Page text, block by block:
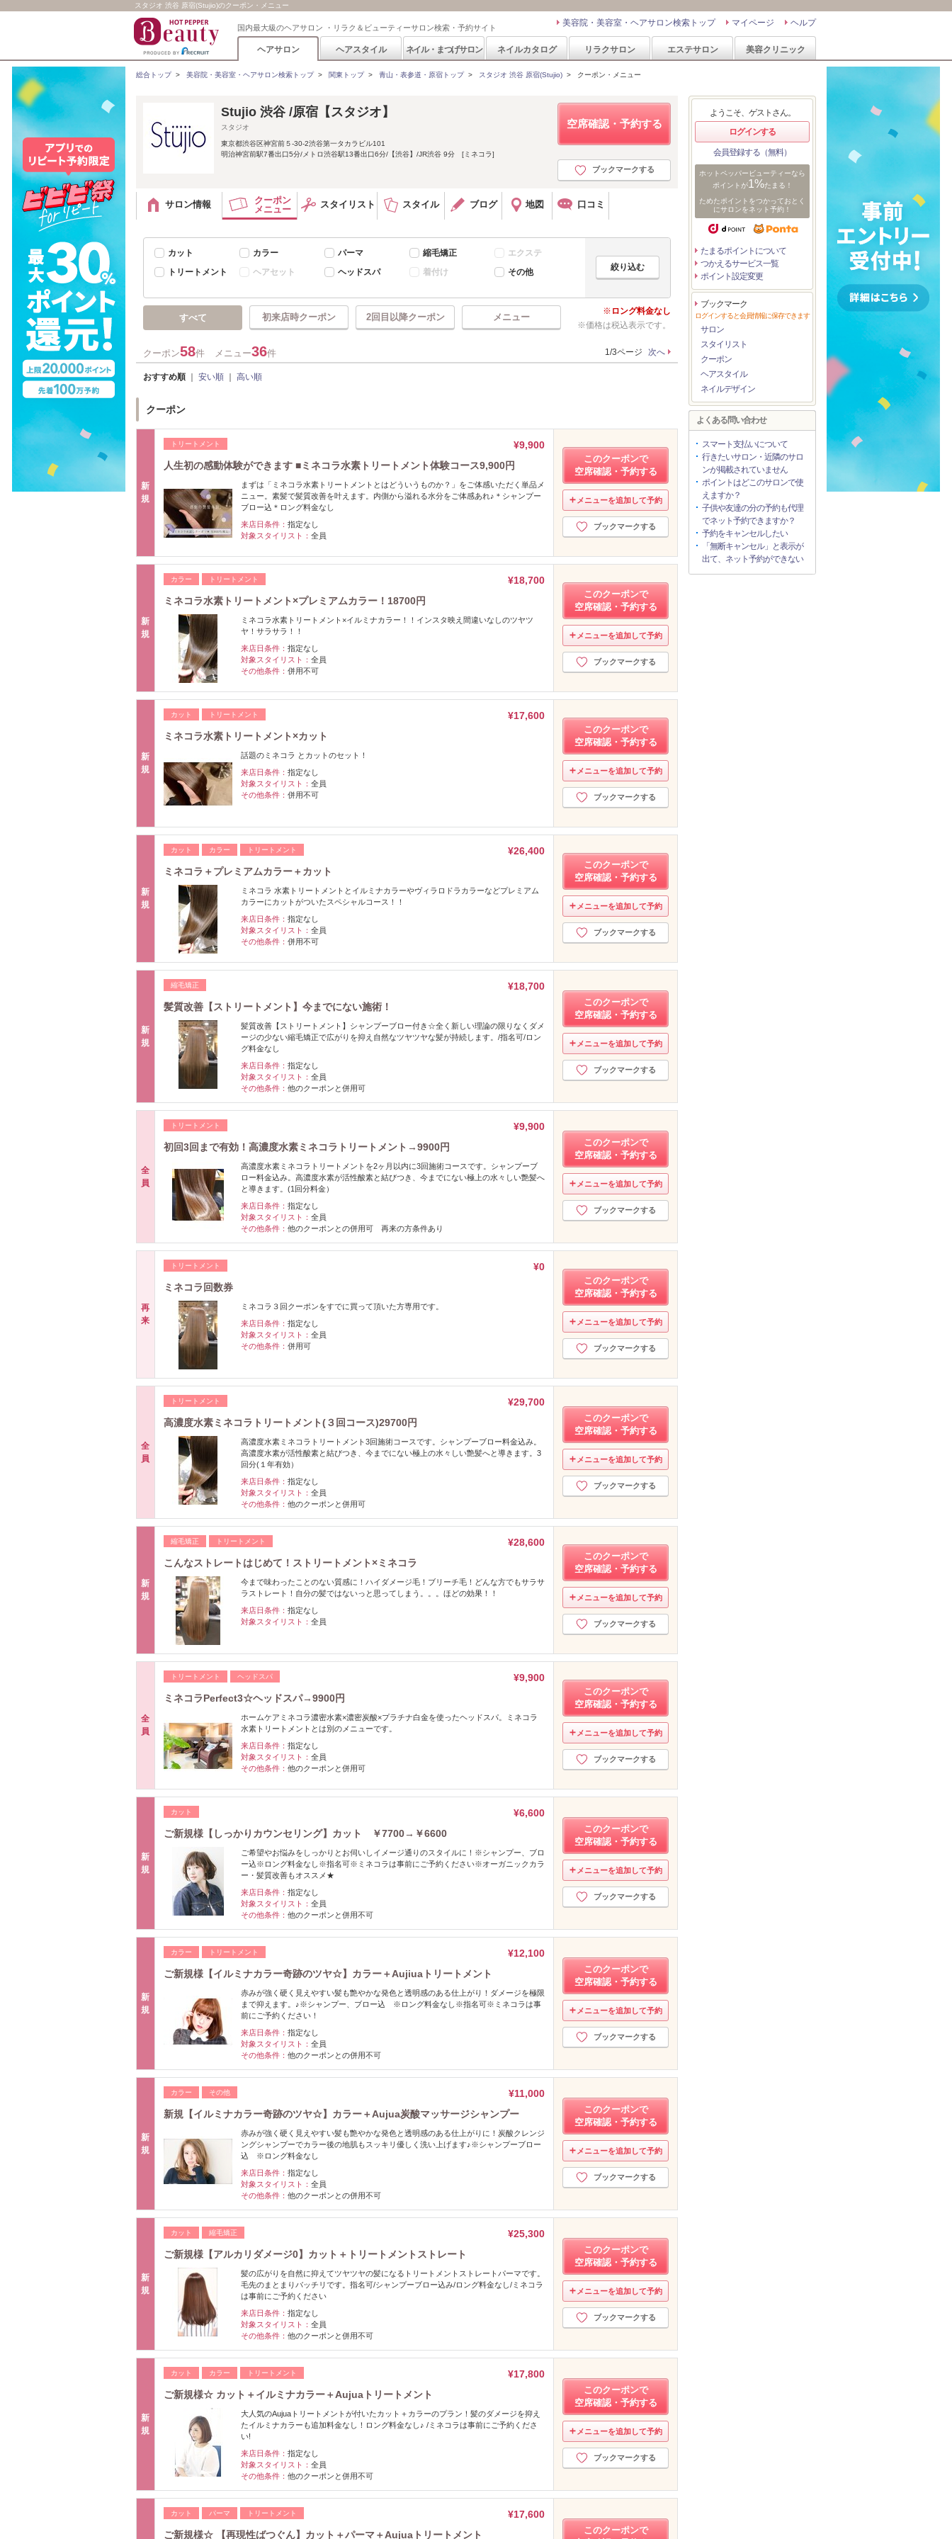
スタジオ 渋谷 原宿(Stujio)のクーポン・メニュー
国内最大級のヘアサロン ・リラク＆ビューティーサロン検索・予約サイト ヘルプ
マイページ
美容院・美容室・ヘアサロン検索トップ
ヘアサロン ヘアスタイル ネイル・まつげサロン ネイルカタログ リラクサロン エステサロン 美容クリニック
総合トップ> 美容院・美容室・ヘアサロン検索トップ> 関東トップ> 青山・表参道・原宿トップ> スタジオ 渋谷 原宿(Stujio) > クーポン・メニュー
空席確認・予約する
ブックマークする
Stujio 渋谷 /原宿【スタジオ】
スタジオ
東京都渋谷区神宮前５-30-2渋谷第一タカラビル101
明治神宮前駅7番出口5分/メトロ渋谷駅13番出口6分/【渋谷】/JR渋谷 9分 [ミネコラ]
サロン情報
クーポン
メニュー
スタイリスト スタイル ブログ 地図 口コミ
カット カラー パーマ 縮毛矯正
エクステ
トリートメント
ヘアセット ヘッドスパ 着付け その他
すべて 初来店時クーポン 2回目以降クーポン メニュー
ロング料金なし
価格は税込表示です。
クーポン58件 メニュー36件 1/3ページ 次へ
おすすめ順 ｜ 安い順 ｜ 高い順
クーポン
新
規
トリートメント
¥9,900
人生初の感動体験ができます ■ミネコラ水素トリートメント体験コース9,900円
まずは「ミネコラ水素トリートメントとはどういうものか？」をご体感いただく単品メ
ニュー。素髪で髪質改善を叶えます。内側から溢れる水分をご体感あれ♪＊シャンプー
ブロー込＊ロング料金なし
来店日条件： 指定なし
対象スタイリスト： 全員
このクーポンで
空席確認・予約する
メニューを追加して予約
ブックマークする
新
規
カラー トリートメント
¥18,700
ミネコラ水素トリートメント×プレミアムカラー！18700円
ミネコラ水素トリートメント×イルミナカラー！！インスタ映え間違いなしのツヤツ
ヤ！サラサラ！！
来店日条件： 指定なし
対象スタイリスト： 全員
その他条件： 併用不可
このクーポンで
空席確認・予約する
メニューを追加して予約
ブックマークする
新
規
カット トリートメント
¥17,600
ミネコラ水素トリートメント×カット
話題のミネコラ とカットのセット！
来店日条件： 指定なし
対象スタイリスト： 全員
その他条件： 併用不可
このクーポンで
空席確認・予約する
メニューを追加して予約
ブックマークする
新
規
カット カラー トリートメント
¥26,400
ミネコラ＋プレミアムカラー＋カット
ミネコラ 水素トリートメントとイルミナカラーやヴィラロドラカラーなどプレミアム
カラーにカットがついたスペシャルコース！！
来店日条件： 指定なし
対象スタイリスト： 全員
その他条件： 併用不可
このクーポンで
空席確認・予約する
メニューを追加して予約
ブックマークする
新
規
縮毛矯正
¥18,700
髪質改善【ストリートメント】今までにない施術！
髪質改善【ストリートメント】シャンプーブロー付き☆全く新しい理論の限りなくダメ
ージの少ない縮毛矯正で広がりを抑え自然なツヤツヤな髪が持続します。/指名可/ロン
グ料金なし
来店日条件： 指定なし
対象スタイリスト： 全員
その他条件： 他のクーポンと併用可
このクーポンで
空席確認・予約する
メニューを追加して予約
ブックマークする
全
員
トリートメント
¥9,900
初回3回まで有効！高濃度水素ミネコラトリートメント→9900円
高濃度水素ミネコラトリートメントを2ヶ月以内に3回施術コースです。シャンプーブ
ロー料金込み。高濃度水素が活性酸素と結びつき、今までにない極上の水々しい艶髪へ
と導きます。(1回分料金）
来店日条件： 指定なし
対象スタイリスト： 全員
その他条件： 他のクーポンとの併用可 再来の方条件あり
このクーポンで
空席確認・予約する
メニューを追加して予約
ブックマークする
再
来
トリートメント
¥0
ミネコラ回数券
ミネコラ３回クーポンをすでに買って頂いた方専用です。
来店日条件： 指定なし
対象スタイリスト： 全員
その他条件： 併用可
このクーポンで
空席確認・予約する
メニューを追加して予約
ブックマークする
全
員
トリートメント
¥29,700
高濃度水素ミネコラトリートメント(３回コース)29700円
高濃度水素ミネコラトリートメント3回施術コースです。シャンプーブロー料金込み。
高濃度水素が活性酸素と結びつき、今までにない極上の水々しい艶髪へと導きます。3
回分(１年有効）
来店日条件： 指定なし
対象スタイリスト： 全員
その他条件： 他のクーポンと併用可
このクーポンで
空席確認・予約する
メニューを追加して予約
ブックマークする
新
規
縮毛矯正 トリートメント
¥28,600
こんなストレートはじめて！ストリートメント×ミネコラ
今まで味わったことのない質感に！ハイダメージ毛！ブリーチ毛！どんな方でもサラサ
ラストレート！自分の髪ではないっと思ってしまう。。。ほどの効果！！
来店日条件： 指定なし
対象スタイリスト： 全員
このクーポンで
空席確認・予約する
メニューを追加して予約
ブックマークする
全
員
トリートメント ヘッドスパ
¥9,900
ミネコラPerfect3☆ヘッドスパ→9900円
ホームケアミネコラ濃密水素×濃密炭酸×プラチナ白金を使ったヘッドスパ。ミネコラ
水素トリートメントとは別のメニューです。
来店日条件： 指定なし
対象スタイリスト： 全員
その他条件： 他のクーポンと併用可
このクーポンで
空席確認・予約する
メニューを追加して予約
ブックマークする
新
規
カット
¥6,600
ご新規様【しっかりカウンセリング】カット ￥7700→￥6600
ご希望やお悩みをしっかりとお伺いしイメージ通りのスタイルに！※シャンプー、ブロ
ー込※ロング料金なし※指名可※ミネコラは事前にご予約ください※オーガニックカラ
ー・髪質改善もオススメ★
来店日条件： 指定なし
対象スタイリスト： 全員
その他条件： 他のクーポンと併用不可
このクーポンで
空席確認・予約する
メニューを追加して予約
ブックマークする
新
規
カラー トリートメント
¥12,100
ご新規様【イルミナカラー奇跡のツヤ☆】カラー＋Aujiuaトリートメント
赤みが強く硬く見えやすい髪も艶やかな発色と透明感のある仕上がり！ダメージを極限
まで抑えます。♪※シャンプー、ブロー込 ※ロング料金なし※指名可※ミネコラは事
前にご予約ください！
来店日条件： 指定なし
対象スタイリスト： 全員
その他条件： 他のクーポンとの併用不可
このクーポンで
空席確認・予約する
メニューを追加して予約
ブックマークする
新
規
カラー その他
¥11,000
新規【イルミナカラー奇跡のツヤ☆】カラー＋Aujua炭酸マッサージシャンプー
赤みが強く硬く見えやすい髪も艶やかな発色と透明感のある仕上がりに！炭酸クレンジ
ングシャンプーでカラー後の地肌もスッキリ優しく洗い上げます♪※シャンプーブロー
込 ※ロング料金なし
来店日条件： 指定なし
対象スタイリスト： 全員
その他条件： 他のクーポンとの併用不可
このクーポンで
空席確認・予約する
メニューを追加して予約
ブックマークする
新
規
カット 縮毛矯正
¥25,300
ご新規様【アルカリダメージ0】カット＋トリートメントストレート
髪の広がりを自然に抑えてツヤツヤの髪になるトリートメントストレートパーマです。
毛先のまとまりバッチリです。指名可/シャンプーブロー込み/ロング料金なし/ミネコラ
は事前にご予約ください
来店日条件： 指定なし
対象スタイリスト： 全員
その他条件： 他のクーポンと併用不可
このクーポンで
空席確認・予約する
メニューを追加して予約
ブックマークする
新
規
カット カラー トリートメント
¥17,800
ご新規様☆ カット＋イルミナカラー＋Aujuaトリートメント
大人気のAujuaトリートメントが付いたカット＋カラーのプラン！髪のダメージを抑え
たイルミナカラーも追加料金なし！ロング料金なし♪ /ミネコラは事前にご予約くださ
い!
来店日条件： 指定なし
対象スタイリスト： 全員
その他条件： 他のクーポンと併用不可
このクーポンで
空席確認・予約する
メニューを追加して予約
ブックマークする
カット パーマ トリートメント
¥17,600
ご新規様☆ 【再現性ばつぐん】カット＋パーマ＋Aujuaトリートメント
このクーポンで
ようこそ、ゲストさん。
ログインする
会員登録する（無料）
ホットペッパービューティーなら
ポイントが1%たまる！
ためたポイントをつかっておとく
にサロンをネット予約！
たまるポイントについて
つかえるサービス一覧
ポイント設定変更
ブックマーク
ログインすると会員情報に保存できます
サロン
スタイリスト
クーポン
ヘアスタイル
ネイルデザイン
よくある問い合わせ
スマート支払いについて
行きたいサロン・近隣のサロ
ンが掲載されていません
ポイントはどこのサロンで使
えますか？
子供や友達の分の予約も代理
でネット予約できますか？
予約をキャンセルしたい
「無断キャンセル」と表示が
出て、ネット予約ができない